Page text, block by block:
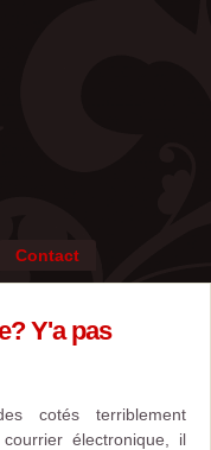
Contact
Y'a pas
cotés terriblement
électronique, il